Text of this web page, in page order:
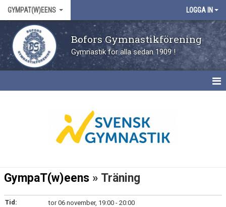
GYMPAT(W)EENS LOGGA IN
Bofors Gymnastikförening
Gymnastik för alla sedan 1909 !
GympaT(w)eens » Träning
Tid:
tor 06 november, 19:00 - 20:00